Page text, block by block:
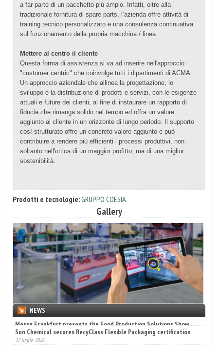
a far parte di un pacchetto più ampio. Infatti, oltre alla
tradizionale fornitura di spare parts, l’azienda offre attività di
training tecnico personalizzato e una consulenza continuativa
sul funzionamento della propria macchina / linea.
Mettere al centro il cliente
Questa forma di assistenza si va ad inserire nell'approccio
"customer centric" che coinvolge tutti i dipartimenti di ACMA.
Un approccio aziendale che allinea la progettazione, lo
sviluppo e la distribuzione di prodotti e servizi, con le esigenze
attuali e future dei clienti, al fine di instaurare un rapporto di
fiducia che rimanga solido nel tempo ed offra un valore
aggiunto al cliente in un orizzonte di lungo periodo. Il supporto
così strutturato offre un concreto valore aggiunto e può
contribuire a rendere più efficienti i processi produttivi, non
soltanto nell'ottica di un maggior profitto, ma di una miglior
sostenibilità.
Prodotti e tecnologie:GRUPPO COESIA
Gallery
NEWS
Sun Chemical secures RecyClass Flexible Packaging certification
22 luglio 2026